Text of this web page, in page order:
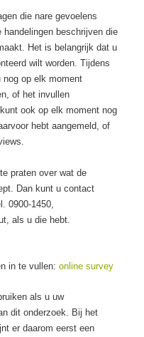
die nare gevoelens
handelingen beschrijven die
Het is belangrijk dat u
wilt worden. Tijdens
nog op elk moment
of het invullen
ook op elk moment nog
hebt aangemeld, of
praten over wat de
Dan kunt u contact
0900-1450,
als u die hebt.
in te vullen:online survey
als u uw
dit onderzoek. Bij het
er daarom eerst een